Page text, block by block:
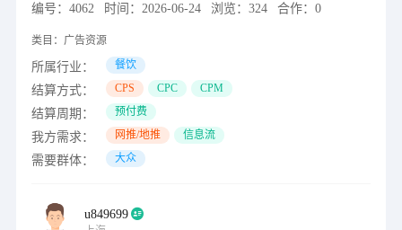
编号： 4062 时间： 2026-06-24 浏览： 324 合作： 0
类目： 广告资源
所属行业： 餐饮
结算方式： CPS CPC CPM
结算周期： 预付费
我方需求： 网推/地推 信息流
需要群体： 大众
u849699